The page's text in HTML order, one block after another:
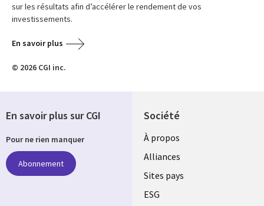
sur les résultats afin d’accélérer le rendement de vos
investissements.
En savoir plus
© 2026 CGI inc.
Société
À propos
Alliances
Sites pays
ESG
En savoir plus sur CGI
Pour ne rien manquer
Abonnement